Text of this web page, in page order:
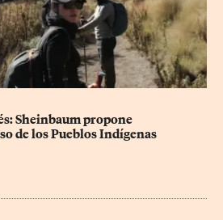
Sheinbaum propone
de los Pueblos Indígenas